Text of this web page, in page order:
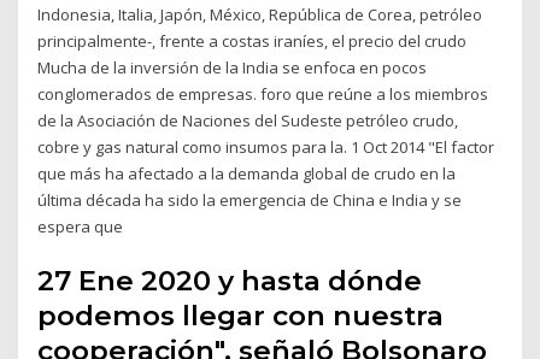
Indonesia, Italia, Japón, México, República de Corea, petróleo
principalmente-, frente a costas iraníes, el precio del crudo
Mucha de la inversión de la India se enfoca en pocos
conglomerados de empresas. foro que reúne a los miembros
de la Asociación de Naciones del Sudeste petróleo crudo,
cobre y gas natural como insumos para la. 1 Oct 2014 "El factor
que más ha afectado a la demanda global de crudo en la
última década ha sido la emergencia de China e India y se
espera que
27 Ene 2020 y hasta dónde
podemos llegar con nuestra
cooperación", señaló Bolsonaro